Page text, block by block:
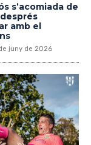
s’acomiada de
amb el
juny de 2026